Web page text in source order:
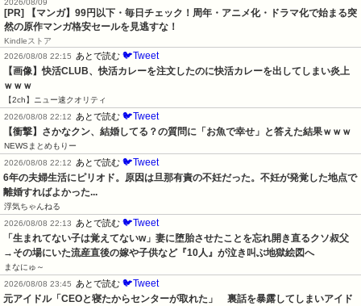
2026/08/09
[PR] 【マンガ】99円以下・毎日チェック！周年・アニメ化・ドラマ化で始まる突
然の原作マンガ格安セールを見逃すな！
Kindleストア
2026/08/08 22:15
あとで読む 🐦Tweet
【画像】快活CLUB、快活カレーを注文したのに快活カレーを出してしまい炎上
ｗｗｗ
【2ch】ニュー速クオリティ
2026/08/08 22:12
あとで読む 🐦Tweet
【衝撃】さかなクン、結婚してる？の質問に「お魚で幸せ」と答えた結果ｗｗｗ
NEWSまとめもりー
2026/08/08 22:12
あとで読む 🐦Tweet
6年の夫婦生活にピリオド。原因は旦那有責の不妊だった。不妊が発覚した地点で
離婚すればよかった...
浮気ちゃんねる
2026/08/08 22:13
あとで読む 🐦Tweet
「生まれてない子は覚えてないw」妻に堕胎させたことを忘れ開き直るクソ叔父
→その場にいた流産直後の嫁や子供など『10人』が泣き叫ぶ地獄絵図へ
まなにゅ～
2026/08/08 23:45
あとで読む 🐦Tweet
元アイドル「CEOと寝たからセンターが取れた」　裏話を暴露してしまいアイド